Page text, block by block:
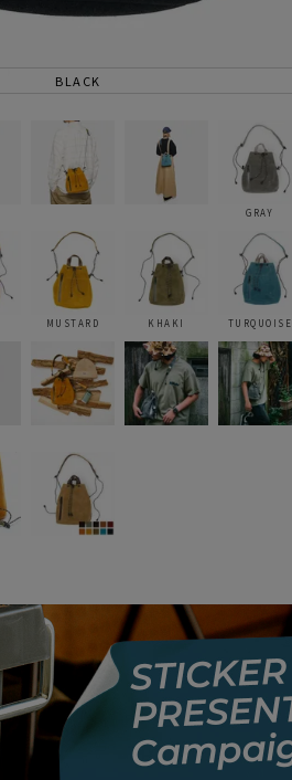
BLACK
GRAY
MUSTARD KHAKI TURQUOISE